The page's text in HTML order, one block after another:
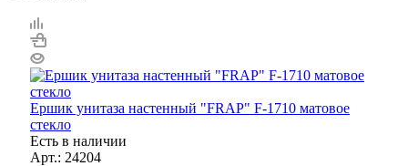
Ершик унитаза настенный "FRAP" F-1710 матовое
стекло
Есть в наличии
Арт.: 24204